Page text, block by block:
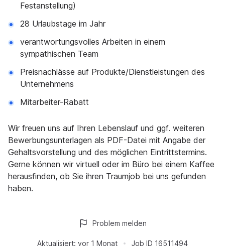
Festanstellung)
28 Urlaubstage im Jahr
verantwortungsvolles Arbeiten in einem
sympathischen Team
Preisnachlässe auf Produkte/Dienstleistungen des
Unternehmens
Mitarbeiter-Rabatt
Wir freuen uns auf Ihren Lebenslauf und ggf. weiteren
Bewerbungsunterlagen als PDF-Datei mit Angabe der
Gehaltsvorstellung und des möglichen Eintrittstermins.
Gerne können wir virtuell oder im Büro bei einem Kaffee
herausfinden, ob Sie ihren Traumjob bei uns gefunden
haben.
Aktualisiert: vor 1 Monat Job ID 16511494
Problem melden